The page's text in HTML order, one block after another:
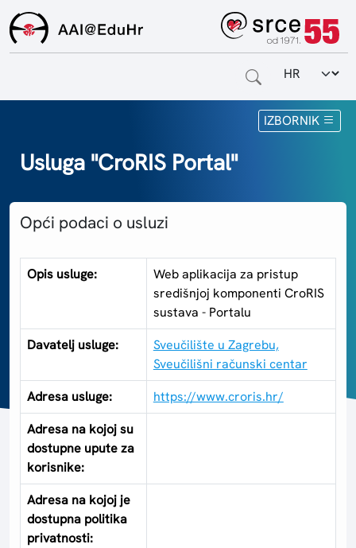
Odabir
IZBORNIK
Za krajnje korisnike
Za matične ustanove
O sustavu
Kontakt
Usluga "CroRIS Portal"
Opći podaci o usluzi
Opis usluge:
Web aplikacija za pristup
središnjoj komponenti CroRIS
sustava - Portalu
Davatelj usluge:
Sveučilište u Zagrebu,
Sveučilišni računski centar
Adresa usluge:
https://www.croris.hr/
Adresa na kojoj su
dostupne upute za
korisnike:
Adresa na kojoj je
dostupna politika
privatnosti: